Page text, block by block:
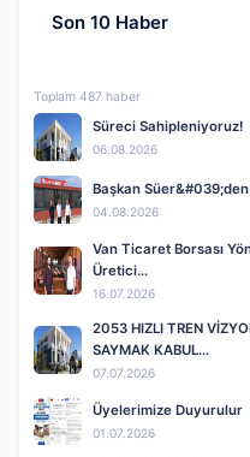
Son 10 Haber
Toplam 487 haber
Süreci Sahipleniyoruz!
06.08.2026
Başkan
04.08.2026
Van Ticaret Borsası
Üretici…
16.07.2026
2053 HIZLI TREN
SAYMAK KABUL…
07.07.2026
Üyelerimize Duyurulur
01.07.2026